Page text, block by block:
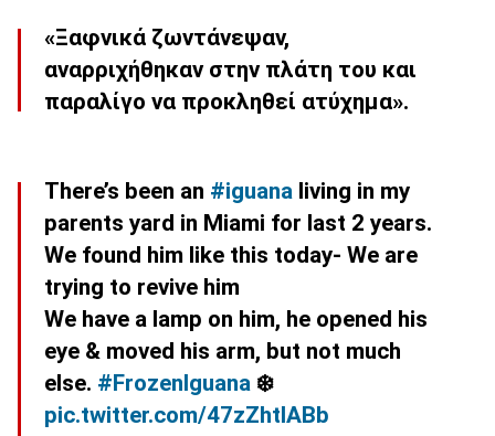
«Ξαφνικά ζωντάνεψαν,
αναρριχήθηκαν στην πλάτη του και
παραλίγο να προκληθεί ατύχημα».
There’s been an #iguana living in my
parents yard in Miami for last 2 years.
We found him like this today- We are
trying to revive him
We have a lamp on him, he opened his
eye & moved his arm, but not much
else. #FrozenIguana ❄️
pic.twitter.com/47zZhtlABb